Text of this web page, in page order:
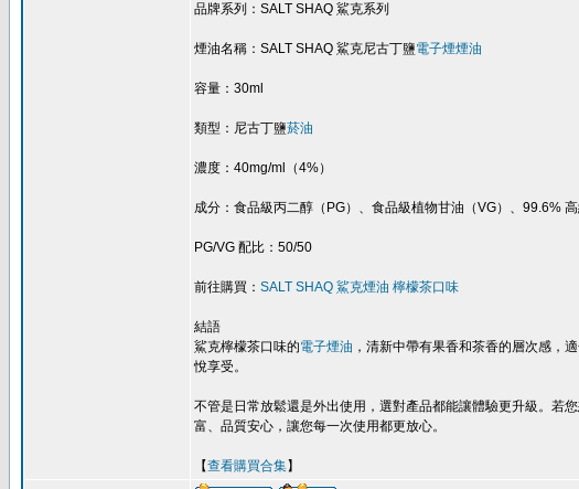
品牌系列：SALT SHAQ 鯊克系列
煙油名稱：SALT SHAQ 鯊克尼古丁鹽電子煙煙油
容量：30ml
類型：尼古丁鹽菸油
濃度：40mg/ml（4%）
成分：食品級丙二醇（PG）、食品級植物甘油（VG）、99.6%
PG/VG 配比：50/50
前往購買： SALT SHAQ 鯊克煙油 檸檬茶口味
結語
鯊克檸檬茶口味的電子煙油 ，清新中帶有果香和茶香的層次感，
悅享受。
不管是日常放鬆還是外出使用，選對產品都能讓體驗更升級。若
富、品質安心，讓您每一次使用都更放心。
【查看購買合集】